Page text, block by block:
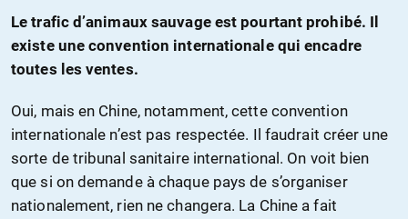
Le trafic d’animaux sauvage est pourtant prohibé. Il
existe une convention internationale qui encadre
toutes les ventes.
Oui, mais en Chine, notamment, cette convention
internationale n’est pas respectée. Il faudrait créer une
sorte de tribunal sanitaire international. On voit bien
que si on demande à chaque pays de s’organiser
nationalement, rien ne changera. La Chine a fait